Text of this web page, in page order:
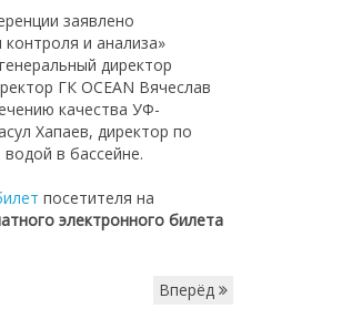
заявлено
и анализа»
директор
ГК OCEAN Вячеслав
качества УФ-
Хапаев, директор по
в бассейне.
посетителя на
электронного билета
Вперёд